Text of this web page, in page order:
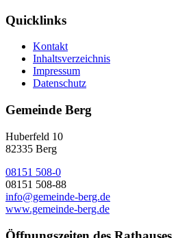
Quicklinks
Kontakt
Inhaltsverzeichnis
Impressum
Datenschutz
Gemeinde Berg
Huberfeld 10
82335 Berg
08151 508-0
08151 508-88
info@gemeinde-berg.de
www.gemeinde-berg.de